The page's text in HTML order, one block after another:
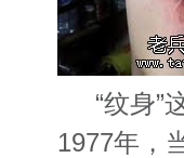
“纹身”
1977年，